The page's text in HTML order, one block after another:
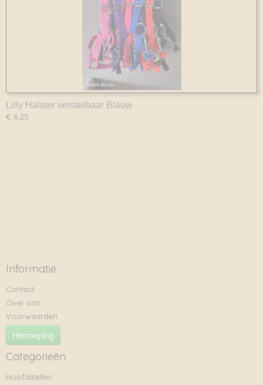
Lilly Halster verstelbaar Blauw
€ 6,25
Informatie
Contact
Over ons
Voorwaarden
Herroeping
Categorieën
Hoofdstellen